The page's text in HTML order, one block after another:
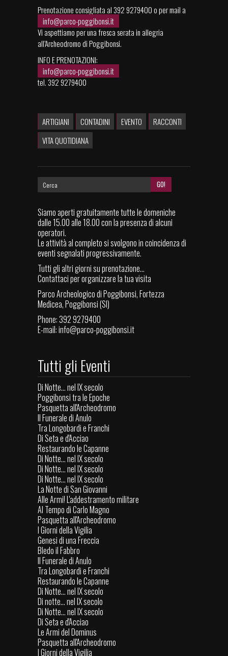
Prenotazione consigliata al 392 9279400 o per mail a
info@parco-poggibonsi.it
Vi aspettiamo per una fresca serata in allegria
all’Archeodromo di Poggibonsi.
INFO E PRENOTAZIONI:
info@parco-poggibonsi.it
tel. 392 9279400
ARTIGIANI CONTADINI EVENTO
RACCONTI
VITA QUOTIDIANA
Siamo aperti gratuitamente tutte le domeniche
dalle 15.00 alle 18.00 con la presenza di alcuni
operatori.
Le attività al completo si svolgono in coincidenza di
eventi segnalati progressivamente.
Tutti gli altri giorni su prenotazione...
Contattaci per organizzare la tua visita
Parco Archeologico di Poggibonsi, Fortezza
Medicea, Poggibonsi (SI)
Phone: 392 9279400
E-mail:info@parco-poggibonsi.it
Tutti gli Eventi
Di Notte... nel IX secolo
Poggibonsi tra le Epoche
Pasquetta all'Archeodromo
Il Funerale di Anulo
Tra Longobardi e Franchi
Di Seta e d'Acciao
Restaurando le Capanne
Di Notte... nel IX secolo
Di Notte... nel IX secolo
Di Notte... nel IX secolo
La Notte di San Giovanni
Alle Armi! L'addestramento militare
Al Tempo di Carlo Magno
Pasquetta all'Archeodromo
I Giorni della Vigilia
Genesi di una Freccia
Bledo il Fabbro
Il Funerale di Anulo
Tra Longobardi e Franchi
Restaurando le Capanne
Di Notte... nel IX secolo
Di notte... nel IX secolo
Di Notte... nel IX secolo
Di Seta e d'Acciao
Le Armi del Dominus
Pasquetta all'Archeodromo
I Giorni della Vigilia